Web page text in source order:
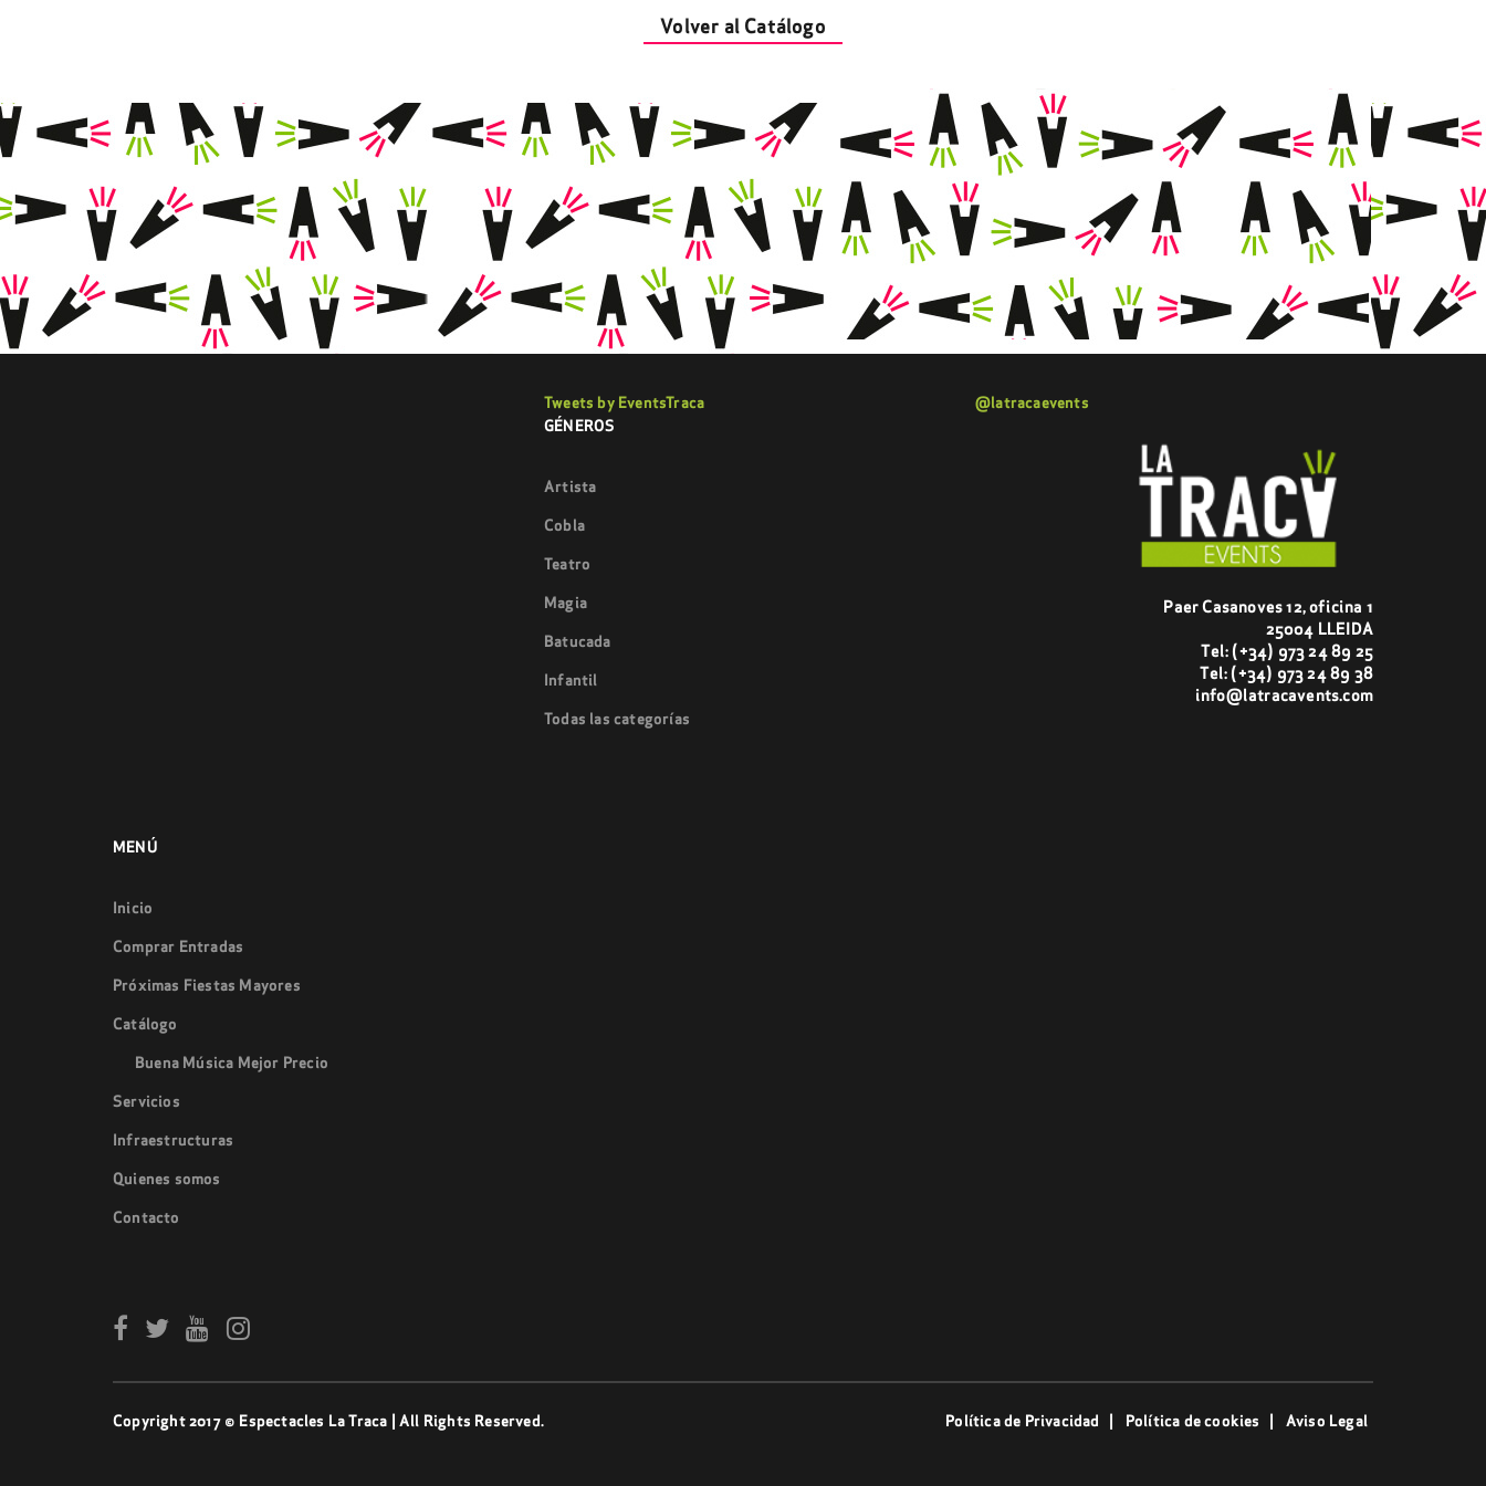
Volver al Catálogo
MENÚ
Inicio
Comprar Entradas
Próximas Fiestas Mayores
Catálogo
Buena Música Mejor Precio
Servicios
Infraestructuras
Quienes somos
Contacto
Tweets by EventsTraca
GÉNEROS
Artista
Cobla
Teatro
Magia
Batucada
Infantil
Todas las categorías
@latracaevents
Paer Casanoves 12, oficina 1
25004 LLEIDA
Tel: (+34) 973 24 89 25
Tel: (+34) 973 24 89 38
info@latracavents.com
Copyright 2017 © Espectacles La Traca | All Rights Reserved. Política de Privacidad Política de cookies Aviso Legal